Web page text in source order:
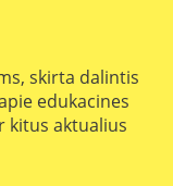
skirta dalintis
edukacines
kitus aktualius